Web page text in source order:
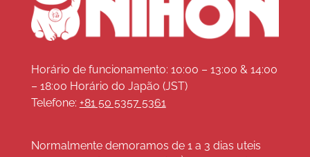
Horário de funcionamento: 10:00 – 13:00 & 14:00
– 18:00 Horário do Japão (JST)
Telefone: +81 50 5357 5361
Normalmente demoramos de 1 a 3 dias uteis